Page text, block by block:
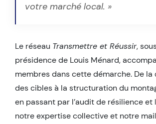
votre marché local. »
Le réseau Transmettre et Réussir,
présidence de Louis Ménard,
membres dans cette démarche. De
des cibles à la structuration du
en passant par l’audit de résilience et
notre expertise collective et notre